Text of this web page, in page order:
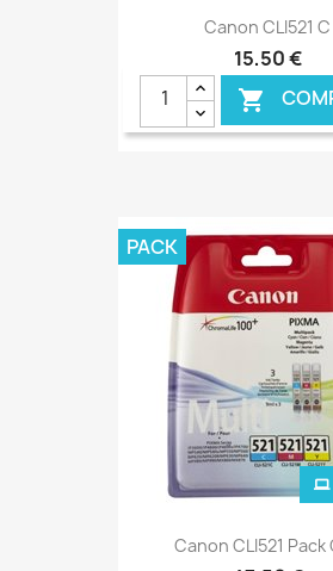
Canon CLI521 C
15,50 €

Canon CLI521 Pack
PACK